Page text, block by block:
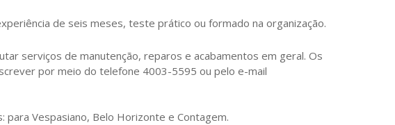
de seis meses, teste prático ou formado na organização.
serviços de manutenção, reparos e acabamentos em geral. Os
por meio do telefone 4003-5595 ou pelo e-mail
para Vespasiano, Belo Horizonte e Contagem.